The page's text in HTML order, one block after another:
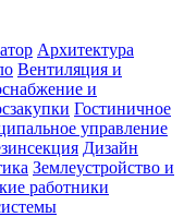
Архитектура
Вентиляция и
и
Гостиничное
управление
Дизайн
Землеустройство и
работники